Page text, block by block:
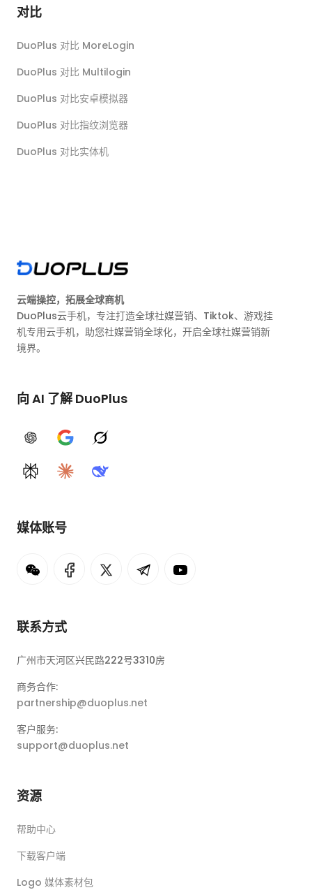
对比
DuoPlus 对比 MoreLogin
DuoPlus 对比 Multilogin
DuoPlus 对比安卓模拟器
DuoPlus 对比指纹浏览器
DuoPlus 对比实体机
云端操控，拓展全球商机
DuoPlus云手机，专注打造全球社媒营销、Tiktok、游戏挂
机专用云手机，助您社媒营销全球化，开启全球社媒营销新
境界。
向 AI 了解 DuoPlus
ChatGPTGoogle AIGrok
PerplexityClaudeDeepSeek
媒体账号
联系方式
广州市天河区兴民路222号3310房
商务合作:
partnership@duoplus.net
客户服务:
support@duoplus.net
资源
帮助中心
下载客户端
Logo 媒体素材包